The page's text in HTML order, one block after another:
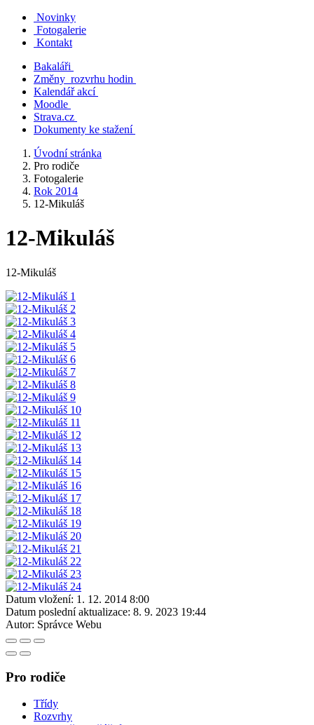
Novinky
Fotogalerie
Kontakt
Bakaláři
Změny rozvrhu hodin
Kalendář akcí
Moodle
Strava.cz
Dokumenty ke stažení
Úvodní stránka
Pro rodiče
Fotogalerie
Rok 2014
12-Mikuláš
12-Mikuláš
12-Mikuláš
Datum vložení: 1. 12. 2014 8:00
Datum poslední aktualizace: 8. 9. 2023 19:44
Autor: Správce Webu
Pro rodiče
Třídy
Rozvrhy